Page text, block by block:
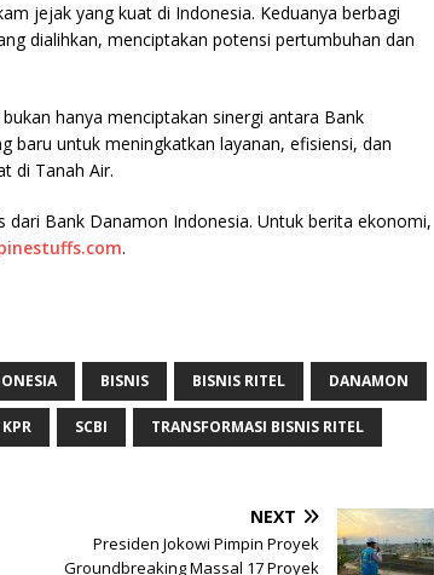
jejak yang kuat di Indonesia. Keduanya berbagi
dialihkan, menciptakan potensi pertumbuhan dan
hanya menciptakan sinergi antara Bank
baru untuk meningkatkan layanan, efisiensi, dan
di Tanah Air.
Bank Danamon Indonesia. Untuk berita ekonomi,
.
BISNIS BISNIS RITEL DANAMON
KPR SCBI TRANSFORMASI BISNIS RITEL
NEXT
Presiden Jokowi Pimpin Proyek
Groundbreaking Massal 17 Proyek